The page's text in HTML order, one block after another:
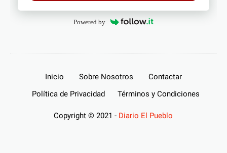
Powered by
Inicio Sobre Nosotros
Contactar
Política de Privacidad
Términos y Condiciones
Copyright © 2021 - Diario El Pueblo